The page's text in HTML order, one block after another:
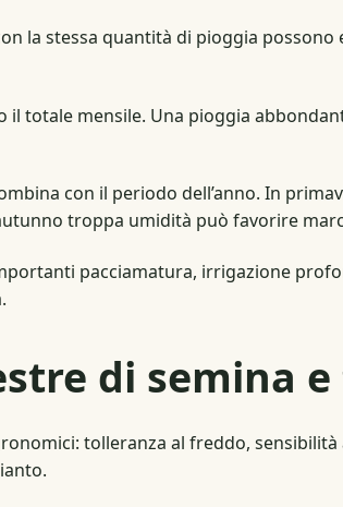
la stessa quantità di pioggia
il totale mensile. Una pioggia
con il periodo dell’anno. In
troppa umidità può favorire
pacciamatura, irrigazione
di semina
tolleranza al freddo,